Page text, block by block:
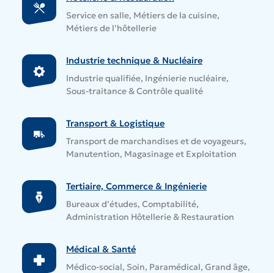
Service en salle, Métiers de la cuisine,
Métiers de l’hôtellerie
Industrie technique & Nucléaire
Industrie qualifiée, Ingénierie nucléaire,
Sous-traitance & Contrôle qualité
Transport & Logistique
Transport de marchandises et de voyageurs,
Manutention, Magasinage et Exploitation
Tertiaire, Commerce & Ingénierie
Bureaux d’études, Comptabilité,
Administration Hôtellerie & Restauration
Médical & Santé
Médico-social, Soin, Paramédical, Grand âge,